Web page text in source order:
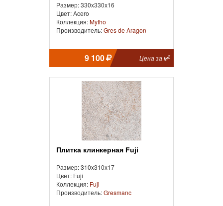
Размер: 330x330x16
Цвет: Acero
Коллекция:Mytho
Производитель:Gres de Aragon
9 100 Цена за м2
Плитка клинкерная Fuji
Размер: 310x310x17
Цвет: Fuji
Коллекция: Fuji
Производитель:Gresmanc